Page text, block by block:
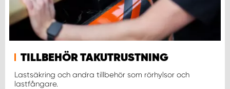
TILLBEHÖR TAKUTRUSTNING
Lastsäkring och andra tillbehör som rörhylsor och
lastfångare.